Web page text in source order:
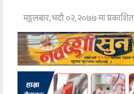
मङ्गलबार, भदौ ०२, २०७७ मा प्रकाशित